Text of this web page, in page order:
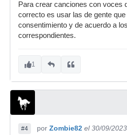
Para crear canciones con voces
correcto es usar las de gente
consentimiento y de acuerdo a
correspondientes.
1
#4 por Zombie82 el 30/09/2023